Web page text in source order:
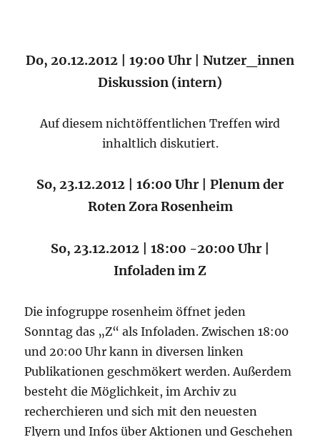
Do, 20.12.2012 | 19:00 Uhr | Nutzer_innen
Diskussion (intern)
Auf diesem nichtöffentlichen Treffen wird
inhaltlich diskutiert.
So, 23.12.2012 | 16:00 Uhr | Plenum der
Roten Zora Rosenheim
So, 23.12.2012 | 18:00 -20:00 Uhr |
Infoladen im Z
Die infogruppe rosenheim öffnet jeden
Sonntag das „Z“ als Infoladen. Zwischen 18:00
und 20:00 Uhr kann in diversen linken
Publikationen geschmökert werden. Außerdem
besteht die Möglichkeit, im Archiv zu
recherchieren und sich mit den neuesten
Flyern und Infos über Aktionen und Geschehen